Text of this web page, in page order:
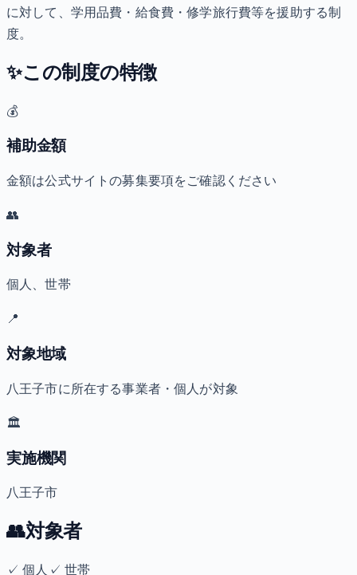
に対して、学用品費・給食費・修学旅行費等を援助する制
度。
✨この制度の特徴
💰
補助金額
金額は公式サイトの募集要項をご確認ください
👥
対象者
個人、世帯
📍
対象地域
八王子市に所在する事業者・個人が対象
🏛️
実施機関
八王子市
👥対象者
✓個人 ✓ 世帯